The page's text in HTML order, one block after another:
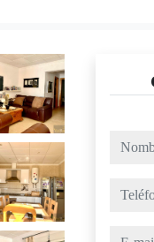
nombre
teléfono
e-mail